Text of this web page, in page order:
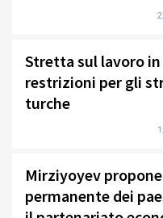
Stretta sul lavoro
restrizioni per gli
turche
Mirziyoyev
permanente dei